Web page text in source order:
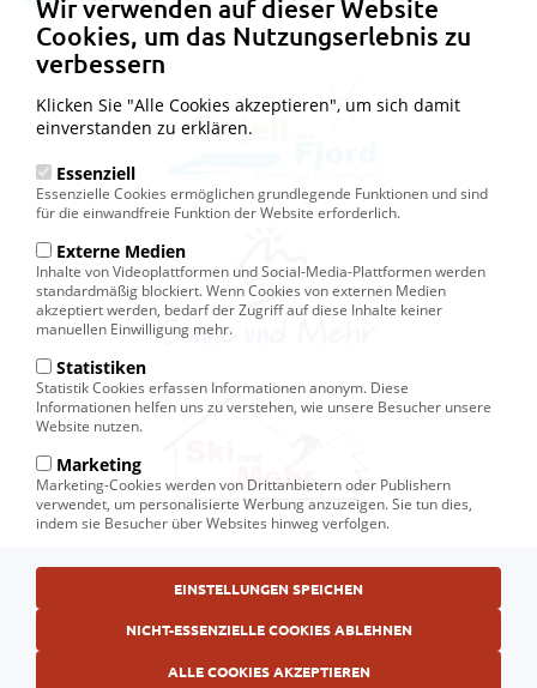
Fußbereichsmenü© Ski und Mehr, Ihr Reiseveranstalter in Kiel
AGB
Datenschutzerklärung
Wir verwenden auf dieser Website
Cookies, um das Nutzungserlebnis zu
verbessern
Klicken Sie "Alle Cookies akzeptieren", um sich damit
einverstanden zu erklären.
Essenziell
Essenzielle Cookies ermöglichen grundlegende Funktionen und sind
für die einwandfreie Funktion der Website erforderlich.
Externe Medien
Inhalte von Videoplattformen und Social-Media-Plattformen werden
standardmäßig blockiert. Wenn Cookies von externen Medien
akzeptiert werden, bedarf der Zugriff auf diese Inhalte keiner
manuellen Einwilligung mehr.
Statistiken
Statistik Cookies erfassen Informationen anonym. Diese
Informationen helfen uns zu verstehen, wie unsere Besucher unsere
Website nutzen.
Marketing
Marketing-Cookies werden von Drittanbietern oder Publishern
verwendet, um personalisierte Werbung anzuzeigen. Sie tun dies,
indem sie Besucher über Websites hinweg verfolgen.
EINSTELLUNGEN SPEICHEN
NICHT-ESSENZIELLE COOKIES ABLEHNEN
ALLE COOKIES AKZEPTIEREN